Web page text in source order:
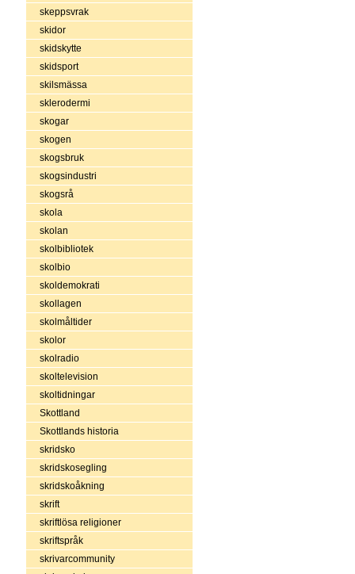
skeppsvrak
skidor
skidskytte
skidsport
skilsmässa
sklerodermi
skogar
skogen
skogsbruk
skogsindustri
skogsrå
skola
skolan
skolbibliotek
skolbio
skoldemokrati
skollagen
skolmåltider
skolor
skolradio
skoltelevision
skoltidningar
Skottland
Skottlands historia
skridsko
skridskosegling
skridskoåkning
skrift
skriftlösa religioner
skriftspråk
skrivarcommunity